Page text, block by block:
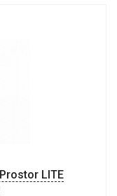
LITE